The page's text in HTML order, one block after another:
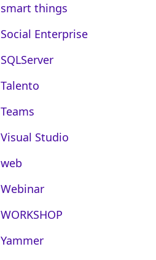
smart things
Social Enterprise
SQLServer
Talento
Teams
Visual Studio
web
Webinar
WORKSHOP
Yammer